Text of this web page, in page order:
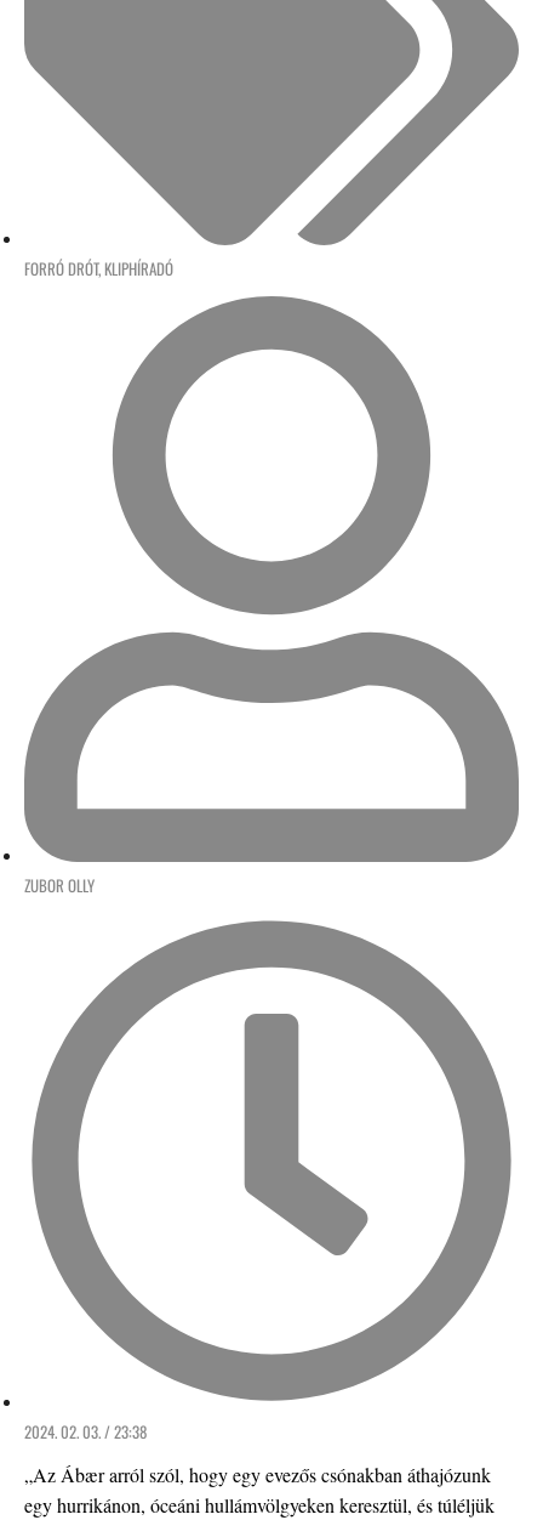
FORRÓ DRÓT, KLIPHÍRADÓ
ZUBOR OLLY
2024. 02. 03. / 23:38
„Az Ábær arról szól, hogy egy evezős csónakban áthajózunk
egy hurrikánon, óceáni hullámvölgyeken keresztül, és túléljük